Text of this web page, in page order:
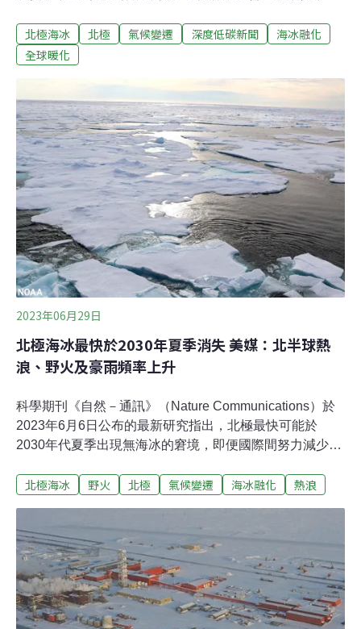
創團隊「北極反射」（Arctic Reflections）執行長伊普瑪
（Fonger Ypma）自豪地向《衛報》介紹這項技藝。它不
暖化日益嚴重，北極海冰以每10年減少13%的速率消融。
未來的北極可能無冰，成為「藍色北極」。這一天可能不
遠了，本月剛發表在《地球與環境自然評論》（Nature
Reviews Earth & Environment）的研究指出，最快在
2035年夏季就會看到第一個無冰的北極。
北極海冰 北極 氣候變遷 深度低碳新聞
海冰融化
全球暖化
2023年06月29日
北極海冰最快於2030年夏季消失 美媒：北半球熱
浪、野火及豪雨頻率上升
科學期刊《自然－通訊》（Nature Communications）於
2023年6月6日公布的最新研究指出，北極最快可能於
2030年代夏季出現無海冰的窘境，即便國際間努力減少溫
究計畫通訊作者、韓國浦項工科大學教授閔勝基（Seung
冰的變化狀況。研究發現，北極海冰減少的主因與人為導
致的全球暖化息息相關，先前的預測模型低估北極海冰融
化之趨勢，因此北極海冰恐比政府間氣候變化專門委員會
（IPCC）所預期的時程，還要提早約10年消失。估計該
區域海冰最早將於2030年代的9月份完全融化，就算大幅
北極海冰 野火 北極 氣候變遷 海冰融化 熱浪